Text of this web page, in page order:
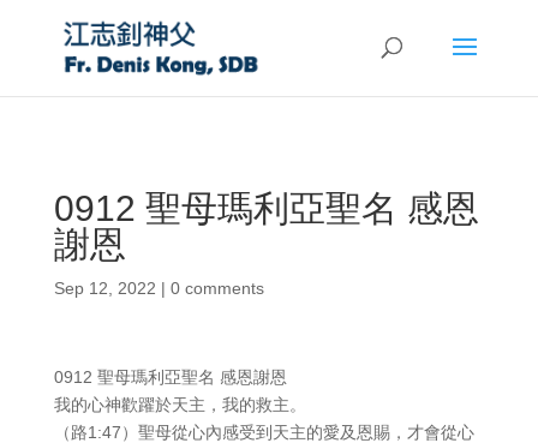
0912 聖母瑪利亞聖名 感恩
謝恩
Sep 12, 2022 | 0 comments
0912 聖母瑪利亞聖名 感恩謝恩
我的心神歡躍於天主，我的救主。
（路1:47）聖母從心內感受到天主的愛及恩賜，才會從心